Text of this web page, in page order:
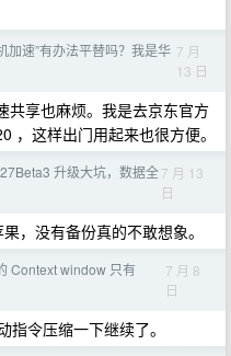
加速”有办法平替吗？我是华 7 月
13 日
共享也麻烦。我是去京东官方
，这样出门用起来也很方便。
升级大坑，数据全7 月 13
日
，没有备份真的不敢想象。
Context window 只有
7 月 8
日
令压缩一下继续了。